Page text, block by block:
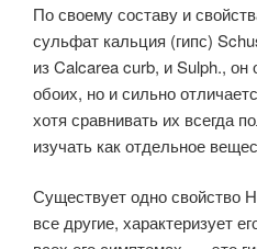
По своему составу и
сульфат кальция (гипс)
из Calcarea curb, и Sulph., он
обоих, но и сильно
хотя сравнивать их всегда
изучать как отдельное
Существует одно свойство
все другие, характеризует